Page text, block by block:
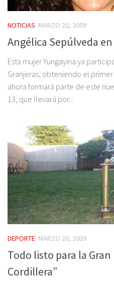
NOTICIAS MARZO 20, 2009
Angélica Sepúlveda en
Esta mujer Yungayina ya
Granjeras, obteniendo el
ahora formará parte de este
13, que llevará por...
DEPORTE MARZO 20, 2009
Todo listo para la Gran
Cordillera”